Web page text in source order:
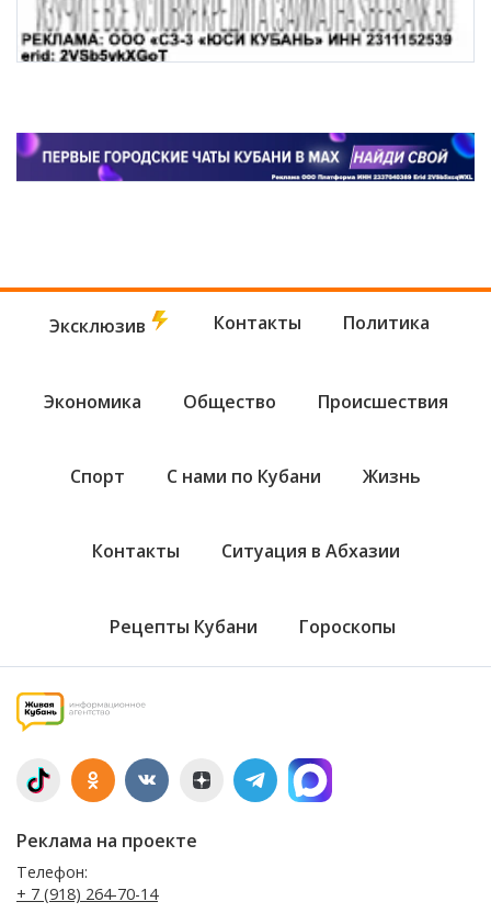
Эксклюзив Контакты Политика
Экономика Общество Происшествия
Спорт С нами по Кубани Жизнь
Контакты Ситуация в Абхазии
Рецепты Кубани Гороскопы
Реклама на проекте
Телефон:
+ 7 (918) 264-70-14